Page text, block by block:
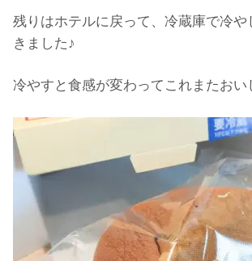
残りはホテルに戻って、冷蔵庫で冷や
きました♪
冷やすと食感が変わってこれまたおい